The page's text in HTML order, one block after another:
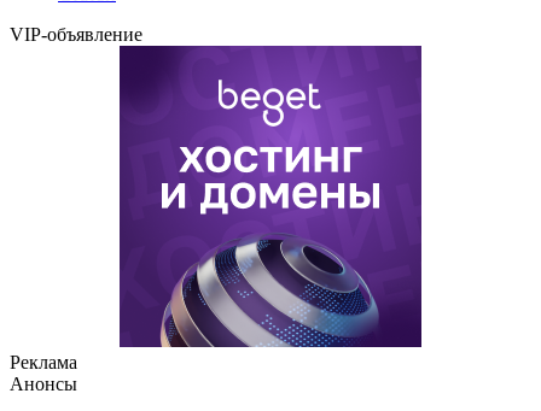
VIP-объявление
Реклама
Анонсы